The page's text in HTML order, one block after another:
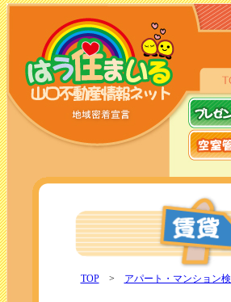
山口市
TOP> アパート・マンション